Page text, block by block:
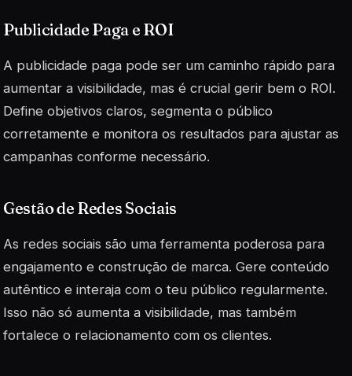
Publicidade Paga e ROI
A publicidade paga pode ser um caminho rápido para
aumentar a visibilidade, mas é crucial gerir bem o ROI.
Define objetivos claros, segmenta o público
corretamente e monitora os resultados para ajustar as
campanhas conforme necessário.
Gestão de Redes Sociais
As redes sociais são uma ferramenta poderosa para
engajamento e construção de marca. Gere conteúdo
autêntico e interaja com o teu público regularmente.
Isso não só aumenta a visibilidade, mas também
fortalece o relacionamento com os clientes.